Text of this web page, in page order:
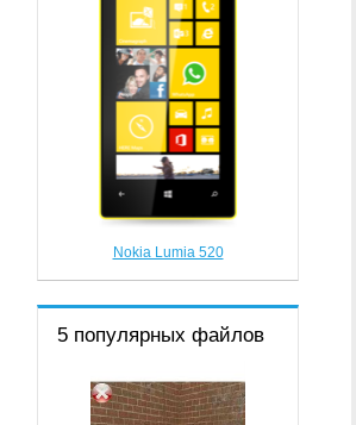
Nokia Lumia 520
5 популярных файлов